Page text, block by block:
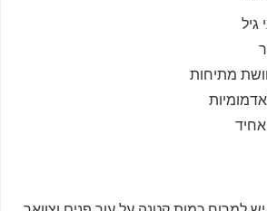
גיל
מתיחות